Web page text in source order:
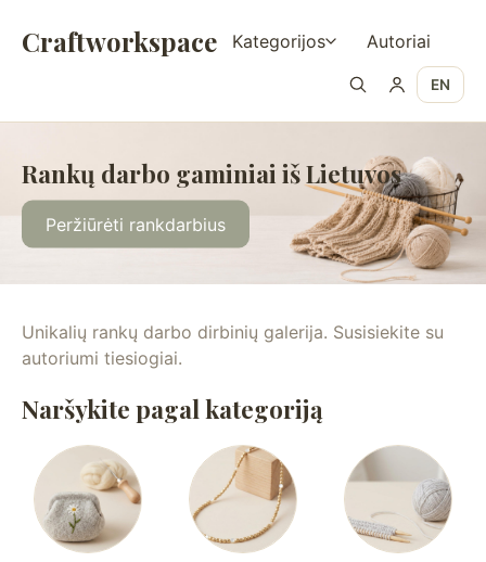
Craftworkspace Kategorijos Autoriai
EN
Rankų darbo gaminiai iš Lietuvos
Peržiūrėti rankdarbius
Unikalių rankų darbo dirbinių galerija. Susisiekite su
autoriumi tiesiogiai.
Naršykite pagal kategoriją